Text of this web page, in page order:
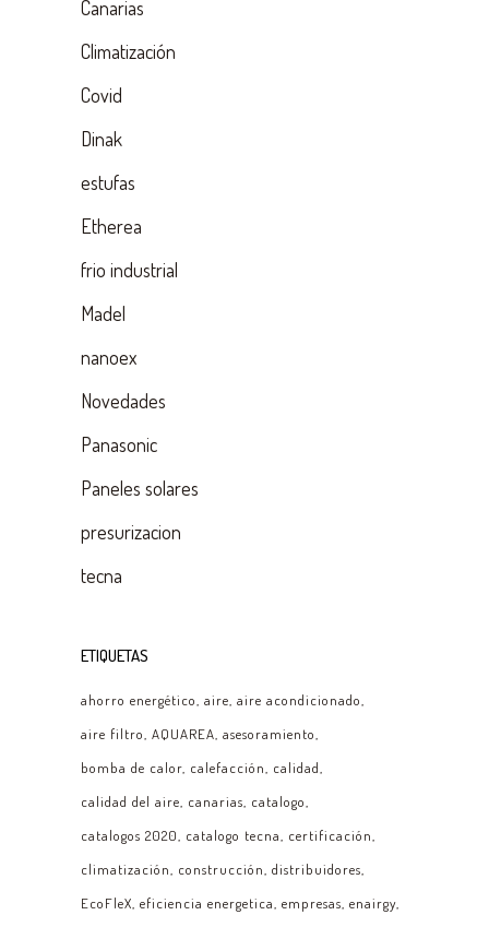
Canarias
Climatización
Covid
Dinak
estufas
Etherea
frio industrial
Madel
nanoex
Novedades
Panasonic
Paneles solares
presurizacion
tecna
ETIQUETAS
ahorro energético aire aire acondicionado
aire filtro AQUAREA asesoramiento
bomba de calor calefacción
calidad
calidad del aire canarias catalogo
catalogos 2020
catalogo tecna
certificación
climatización
construcción distribuidores
EcoFleX eficiencia energetica empresas enairgy